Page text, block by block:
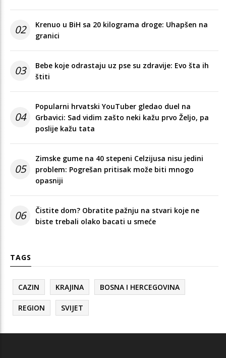
02
Krenuo u BiH sa 20 kilograma droge: Uhapšen na
granici
03
Bebe koje odrastaju uz pse su zdravije: Evo šta ih
štiti
04
Popularni hrvatski YouTuber gledao duel na
Grbavici: Sad vidim zašto neki kažu prvo Željo, pa
poslije kažu tata
05
Zimske gume na 40 stepeni Celzijusa nisu jedini
problem: Pogrešan pritisak može biti mnogo
opasniji
06
Čistite dom? Obratite pažnju na stvari koje ne
biste trebali olako bacati u smeće
TAGS
CAZIN KRAJINA BOSNA I HERCEGOVINA
REGION SVIJET